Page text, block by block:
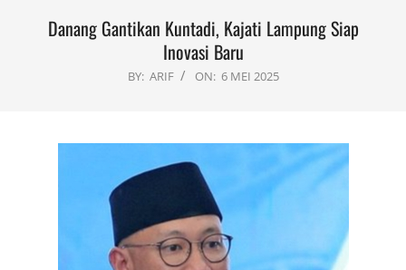
Danang Gantikan Kuntadi, Kajati Lampung Siap
Inovasi Baru
BY: ARIF ON: 6 MEI 2025